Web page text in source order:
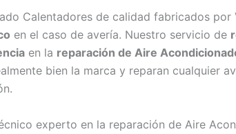
Calentadores de calidad fabricados por
en el caso de avería. Nuestro servicio de
en la reparación de Aire
bien la marca y reparan cualquier
experto en la reparación de Aire